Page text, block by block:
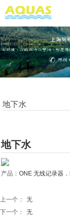
地下水
地下水
产品： ONE 无线记录器 ，
上一个：
无
下一个：
无